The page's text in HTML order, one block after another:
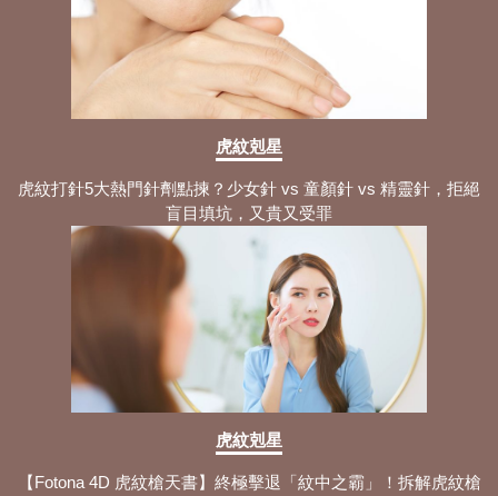
虎紋剋星
虎紋打針5大熱門針劑點揀？少女針 vs 童顏針 vs 精靈針，拒絕
盲目填坑，又貴又受罪
虎紋剋星
【Fotona 4D 虎紋槍天書】終極擊退「紋中之霸」！拆解虎紋槍